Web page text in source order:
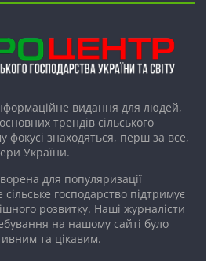
видання для людей,
трендів сільського
фокусі знаходяться, перш за все,
України.
для популяризації
господарство підтримує
розвитку. Наші журналісти
на нашому сайті було
та цікавим.